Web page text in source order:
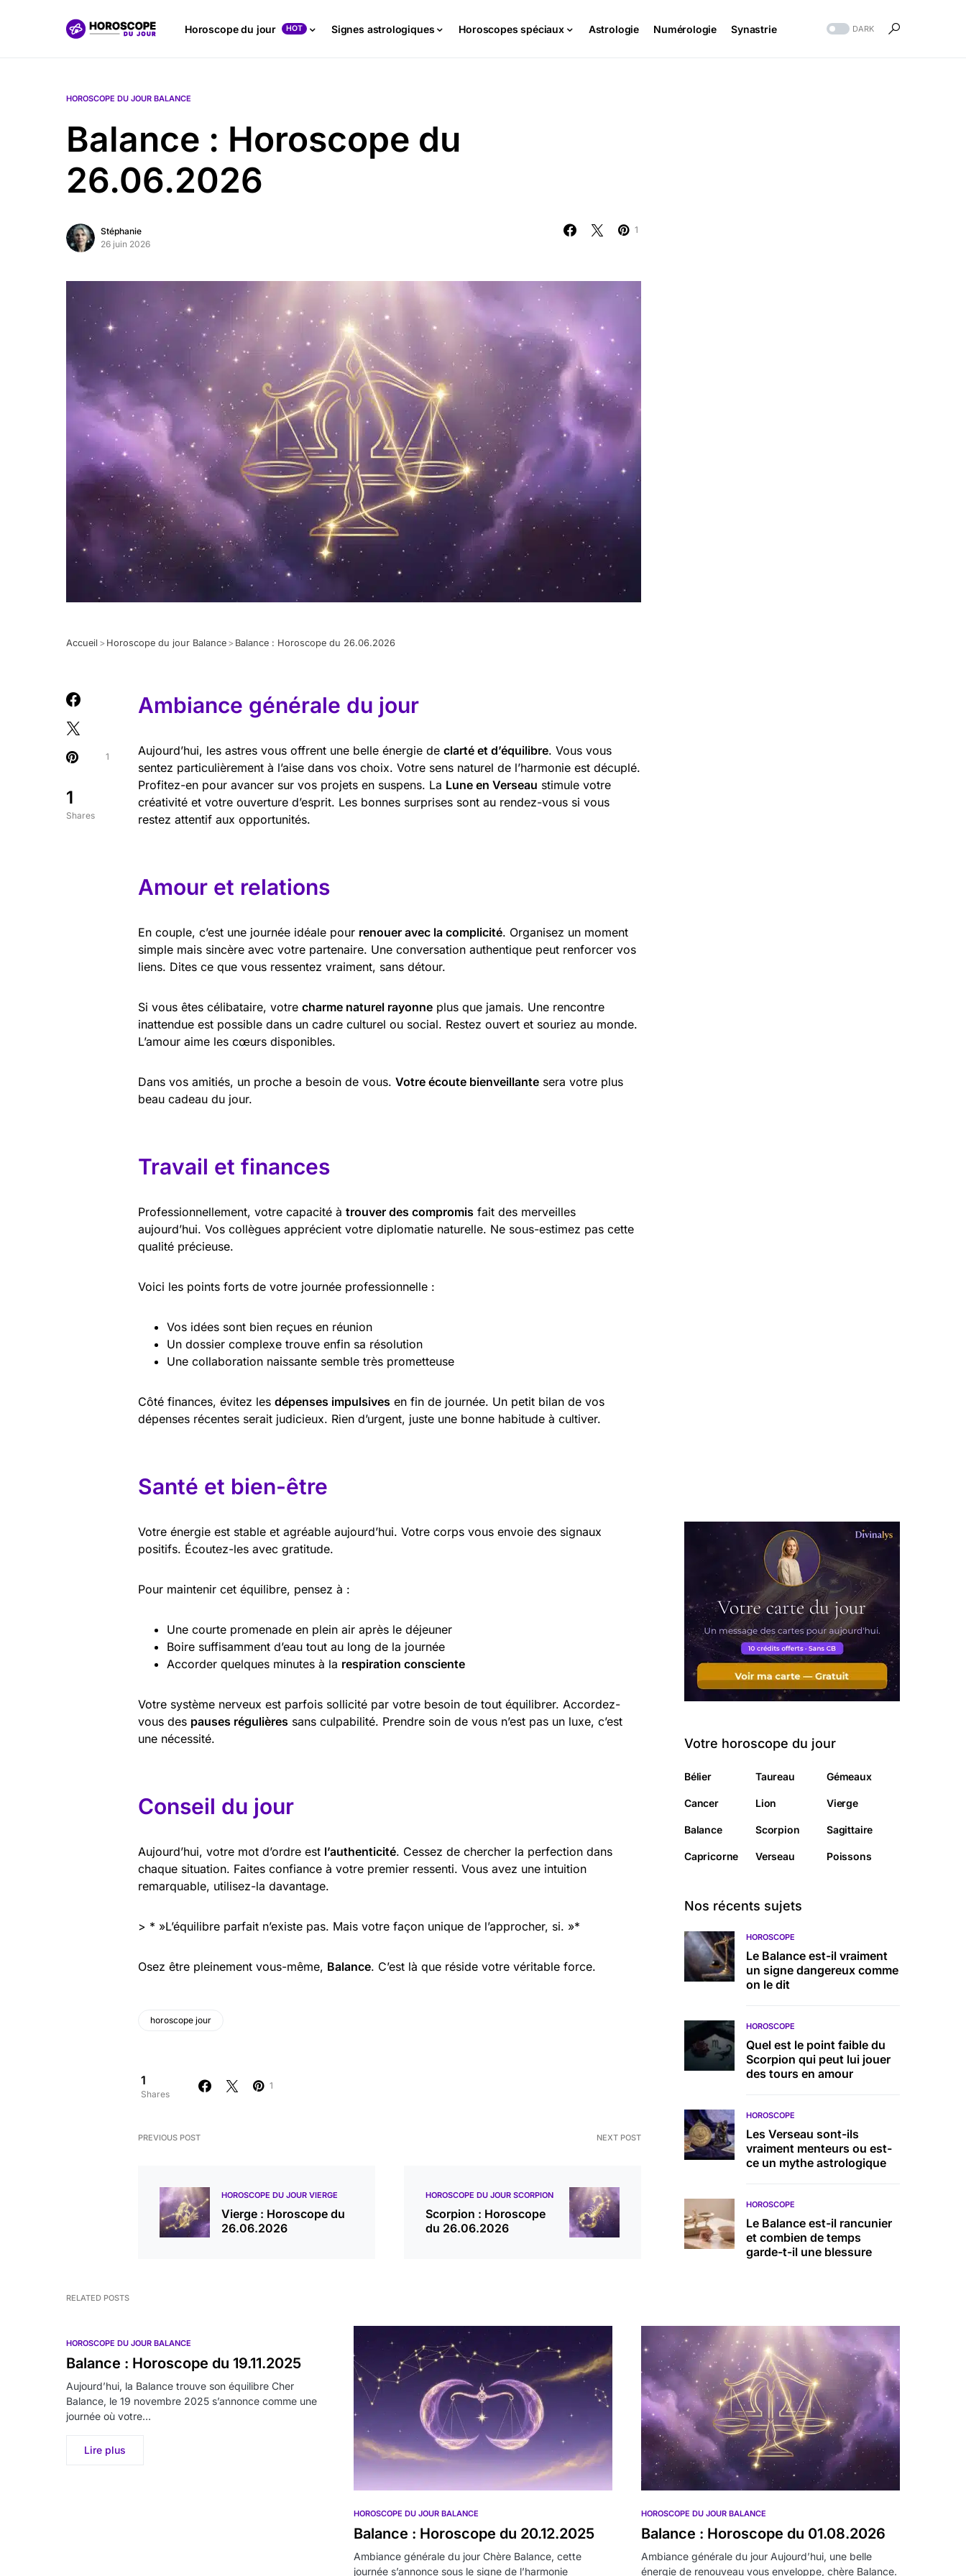
Horoscope du jour HOT Signes astrologiques Horoscopes spéciaux Astrologie Numérologie Synastrie DARK
HOROSCOPE DU JOUR BALANCE
Balance : Horoscope du
26.06.2026
Stéphanie
26 juin 2026
1
Accueil > Horoscope du jour Balance > Balance : Horoscope du 26.06.2026
1
Shares
1
Ambiance générale du jour
Aujourd’hui, les astres vous offrent une belle énergie de clarté et d’équilibre. Vous vous
sentez particulièrement à l’aise dans vos choix. Votre sens naturel de l’harmonie est décuplé.
Profitez-en pour avancer sur vos projets en suspens. La Lune en Verseau stimule votre
créativité et votre ouverture d’esprit. Les bonnes surprises sont au rendez-vous si vous
restez attentif aux opportunités.
Amour et relations
En couple, c’est une journée idéale pour renouer avec la complicité. Organisez un moment
simple mais sincère avec votre partenaire. Une conversation authentique peut renforcer vos
liens. Dites ce que vous ressentez vraiment, sans détour.
Si vous êtes célibataire, votre charme naturel rayonne plus que jamais. Une rencontre
inattendue est possible dans un cadre culturel ou social. Restez ouvert et souriez au monde.
L’amour aime les cœurs disponibles.
Dans vos amitiés, un proche a besoin de vous. Votre écoute bienveillante sera votre plus
beau cadeau du jour.
Travail et finances
Professionnellement, votre capacité à trouver des compromis fait des merveilles
aujourd’hui. Vos collègues apprécient votre diplomatie naturelle. Ne sous-estimez pas cette
qualité précieuse.
Voici les points forts de votre journée professionnelle :
Vos idées sont bien reçues en réunion
Un dossier complexe trouve enfin sa résolution
Une collaboration naissante semble très prometteuse
Côté finances, évitez les dépenses impulsives en fin de journée. Un petit bilan de vos
dépenses récentes serait judicieux. Rien d’urgent, juste une bonne habitude à cultiver.
Santé et bien-être
Votre énergie est stable et agréable aujourd’hui. Votre corps vous envoie des signaux
positifs. Écoutez-les avec gratitude.
Pour maintenir cet équilibre, pensez à :
Une courte promenade en plein air après le déjeuner
Boire suffisamment d’eau tout au long de la journée
Accorder quelques minutes à la respiration consciente
Votre système nerveux est parfois sollicité par votre besoin de tout équilibrer. Accordez-
vous des pauses régulières sans culpabilité. Prendre soin de vous n’est pas un luxe, c’est
une nécessité.
Conseil du jour
Aujourd’hui, votre mot d’ordre est l’authenticité. Cessez de chercher la perfection dans
chaque situation. Faites confiance à votre premier ressenti. Vous avez une intuition
remarquable, utilisez-la davantage.
> * »L’équilibre parfait n’existe pas. Mais votre façon unique de l’approcher, si. »*
Osez être pleinement vous-même, Balance. C’est là que réside votre véritable force.
horoscope jour
1
Shares
1
PREVIOUS POST
HOROSCOPE DU JOUR VIERGE
Vierge : Horoscope du
26.06.2026
NEXT POST
HOROSCOPE DU JOUR SCORPION
Scorpion : Horoscope
du 26.06.2026
Votre horoscope du jour
Bélier Taureau Gémeaux
Cancer Lion Vierge
Balance Scorpion Sagittaire
Capricorne Verseau Poissons
Nos récents sujets
HOROSCOPE
Le Balance est-il vraiment
un signe dangereux comme
on le dit
HOROSCOPE
Quel est le point faible du
Scorpion qui peut lui jouer
des tours en amour
HOROSCOPE
Les Verseau sont-ils
vraiment menteurs ou est-
ce un mythe astrologique
HOROSCOPE
Le Balance est-il rancunier
et combien de temps
garde-t-il une blessure
RELATED POSTS
HOROSCOPE DU JOUR BALANCE
Balance : Horoscope du 19.11.2025
Aujourd’hui, la Balance trouve son équilibre Cher
Balance, le 19 novembre 2025 s’annonce comme une
journée où votre…
Lire plus
HOROSCOPE DU JOUR BALANCE
Balance : Horoscope du 20.12.2025
Ambiance générale du jour Chère Balance, cette
journée s’annonce sous le signe de l’harmonie
HOROSCOPE DU JOUR BALANCE
Balance : Horoscope du 01.08.2026
Ambiance générale du jour Aujourd’hui, une belle
énergie de renouveau vous enveloppe, chère Balance.